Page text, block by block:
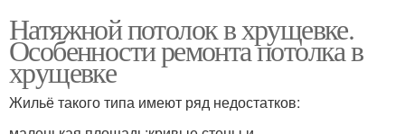
Натяжной потолок в хрущевке.
Особенности ремонта потолка в
хрущевке
Жильё такого типа имеют ряд недостатков: